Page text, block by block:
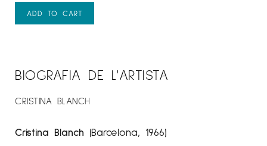
ADD TO CART
BIOGRAFIA DE L'ARTISTA
CRISTINA BLANCH
Cristina Blanch (Barcelona, 1966)